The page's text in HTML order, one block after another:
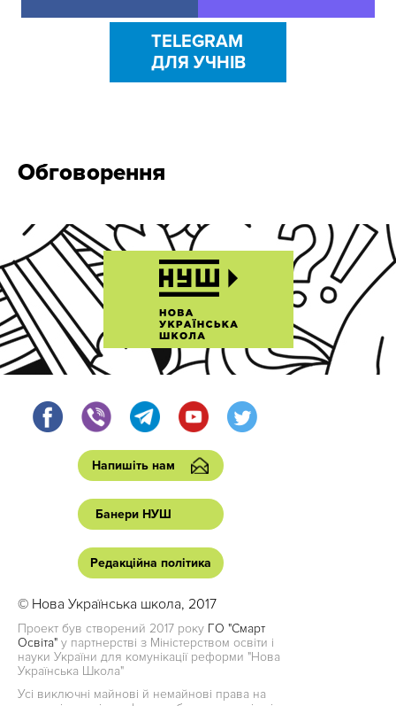
TELEGRAM
ДЛЯ УЧНІВ
Обговорення
Напишіть нам
Банери НУШ
Редакційна політика
© Нова Українська школа, 2017
Проект був створений 2017 року ГО "Смарт
Освіта" у партнерстві з Міністерством освіти і
науки України для комунікації реформи "Нова
Українська Школа"
Усі виключні майнові й немайнові права на